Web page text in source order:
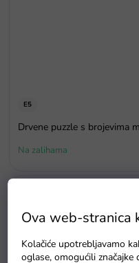
Ova web-stranica
Kolačiće upotrebljavamo
oglase, omogućili
E5
Drvene puzzle s brojevima
Na zalihama